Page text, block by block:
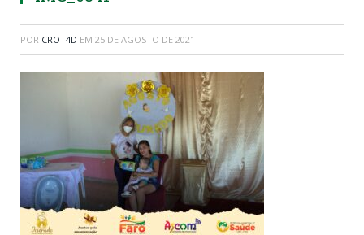
POR CROT4D EM 25 DE AGOSTO DE 2021